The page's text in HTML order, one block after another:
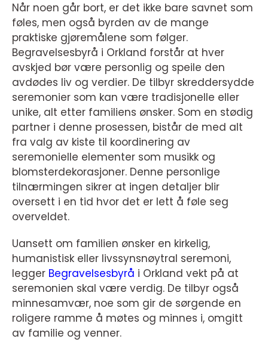
Når noen går bort, er det ikke bare savnet som
føles, men også byrden av de mange
praktiske gjøremålene som følger.
Begravelsesbyrå i Orkland forstår at hver
avskjed bør være personlig og speile den
avdødes liv og verdier. De tilbyr skreddersydde
seremonier som kan være tradisjonelle eller
unike, alt etter familiens ønsker. Som en stødig
partner i denne prosessen, bistår de med alt
fra valg av kiste til koordinering av
seremonielle elementer som musikk og
blomsterdekorasjoner. Denne personlige
tilnærmingen sikrer at ingen detaljer blir
oversett i en tid hvor det er lett å føle seg
overveldet.
Uansett om familien ønsker en kirkelig,
humanistisk eller livssynsnøytral seremoni,
legger Begravelsesbyrå i Orkland vekt på at
seremonien skal være verdig. De tilbyr også
minnesamvær, noe som gir de sørgende en
roligere ramme å møtes og minnes i, omgitt
av familie og venner.